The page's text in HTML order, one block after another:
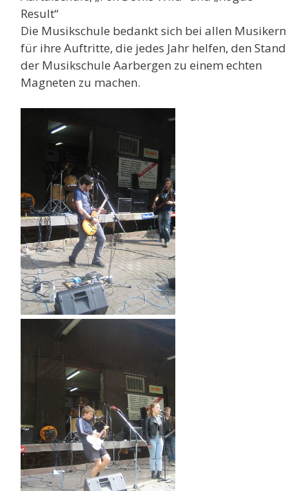
Result“
Die Musikschule bedankt sich bei allen Musikern
für ihre Auftritte, die jedes Jahr helfen, den Stand
der Musikschule Aarbergen zu einem echten
Magneten zu machen.